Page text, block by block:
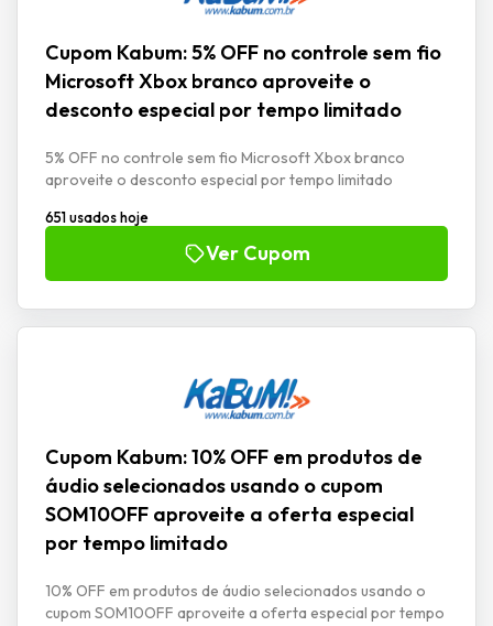
Cupom Kabum: 5% OFF no controle sem fio
Microsoft Xbox branco aproveite o
desconto especial por tempo limitado
5% OFF no controle sem fio Microsoft Xbox branco
aproveite o desconto especial por tempo limitado
651 usados hoje
Ver Cupom
Cupom Kabum: 10% OFF em produtos de
áudio selecionados usando o cupom
SOM10OFF aproveite a oferta especial
por tempo limitado
10% OFF em produtos de áudio selecionados usando o
cupom SOM10OFF aproveite a oferta especial por tempo